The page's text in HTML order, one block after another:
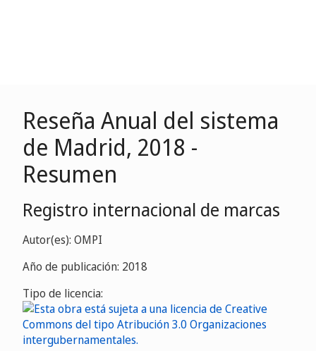
Reseña Anual del sistema
de Madrid, 2018 -
Resumen
Registro internacional de marcas
Autor(es): OMPI
Año de publicación: 2018
Tipo de licencia: